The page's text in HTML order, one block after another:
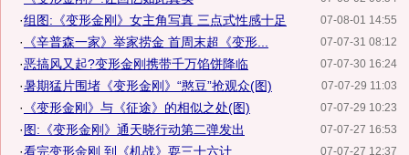
07-08-01 14:55
·组图:《变形金刚》女主角写真 三点式性感十足
07-07-31 08:12
· 《辛普森一家》举家捞金 首周末超《变形...
07-07-30 16:24
·恶搞风又起?变形金刚携带千万馅饼降临
07-07-29 11:03
·暑期猛片围堵《变形金刚》“憨豆”抢观众(图)
07-07-29 10:23
· 《变形金刚》与《征途》的相似之处(图)
07-07-27 16:53
·图:《变形金刚》通天晓行动第二弹发出
07-07-27 12:37
·看完变形金刚 到《机战》耍三十六计